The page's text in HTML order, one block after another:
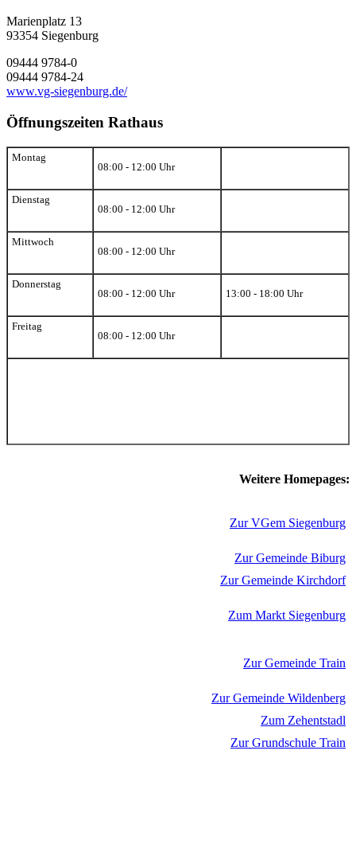
Marienplatz 13
93354 Siegenburg
09444 9784-0
09444 9784-24
www.vg-siegenburg.de/
Öffnungszeiten Rathaus
Montag
08:00 - 12:00 Uhr
Dienstag
08:00 - 12:00 Uhr
Mittwoch
08:00 - 12:00 Uhr
Donnerstag
08:00 - 12:00 Uhr
13:00 - 18:00 Uhr
Freitag
08:00 - 12:00 Uhr
Weitere Homepages:
Zur VGem Siegenburg
Zur Gemeinde Biburg
Zur Gemeinde Kirchdorf
Zum Markt Siegenburg
Zur Gemeinde Train
Zur Gemeinde Wildenberg
Zum Zehentstadl
Zur Grundschule Train